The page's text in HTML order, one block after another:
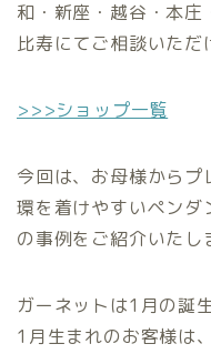
和・新座・越谷・本
比寿にてご相談いただ
>>>ショップ一覧
今回は、お母様から
環を着けやすいペン
の事例をご紹介いたし
ガーネットは1月の誕
1月生まれのお客様は